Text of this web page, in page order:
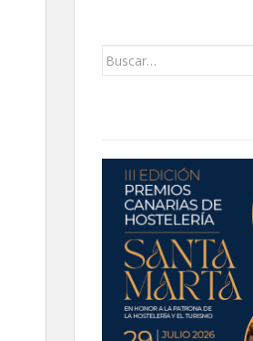
Buscar: